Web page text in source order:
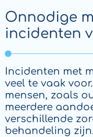
Onnodige
incidenten
Incidenten met
veel te vaak
mensen, zoals
meerdere
verschillende
behandeling